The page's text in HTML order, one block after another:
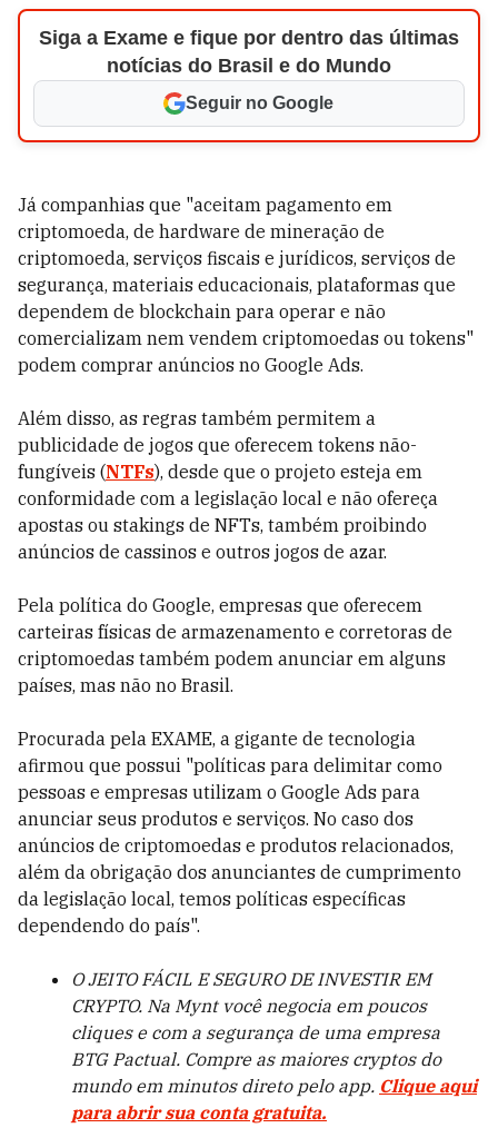
Siga a Exame e fique por dentro das últimas
notícias do Brasil e do Mundo
Seguir no Google
Já companhias que "aceitam pagamento em
criptomoeda, de hardware de mineração de
criptomoeda, serviços fiscais e jurídicos, serviços de
segurança, materiais educacionais, plataformas que
dependem de blockchain para operar e não
comercializam nem vendem criptomoedas ou tokens"
podem comprar anúncios no Google Ads.
Além disso, as regras também permitem a
publicidade de jogos que oferecem tokens não-
fungíveis (NTFs), desde que o projeto esteja em
conformidade com a legislação local e não ofereça
apostas ou stakings de NFTs, também proibindo
anúncios de cassinos e outros jogos de azar.
Pela política do Google, empresas que oferecem
carteiras físicas de armazenamento e corretoras de
criptomoedas também podem anunciar em alguns
países, mas não no Brasil.
Procurada pela EXAME, a gigante de tecnologia
afirmou que possui "políticas para delimitar como
pessoas e empresas utilizam o Google Ads para
anunciar seus produtos e serviços. No caso dos
anúncios de criptomoedas e produtos relacionados,
além da obrigação dos anunciantes de cumprimento
da legislação local, temos políticas específicas
dependendo do país".
O JEITO FÁCIL E SEGURO DE INVESTIR EM
CRYPTO. Na Mynt você negocia em poucos
cliques e com a segurança de uma empresa
BTG Pactual. Compre as maiores cryptos do
mundo em minutos direto pelo app. Clique aqui
para abrir sua conta gratuita.